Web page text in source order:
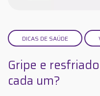
DICAS DE SAÚDE
Gripe e
cada um?